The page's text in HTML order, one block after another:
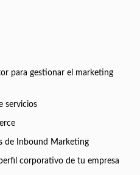
para gestionar el marketing
servicios
de Inbound Marketing
corporativo de tu empresa